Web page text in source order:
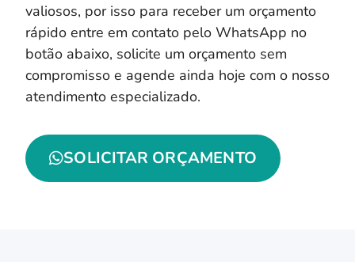
valiosos, por isso para receber um orçamento
rápido entre em contato pelo WhatsApp no
botão abaixo, solicite um orçamento sem
compromisso e agende ainda hoje com o nosso
atendimento especializado.
SOLICITAR ORÇAMENTO